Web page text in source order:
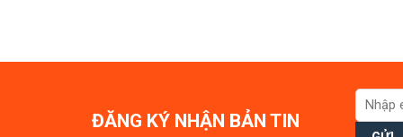
ĐĂNG KÝ NHẬN BẢN TIN